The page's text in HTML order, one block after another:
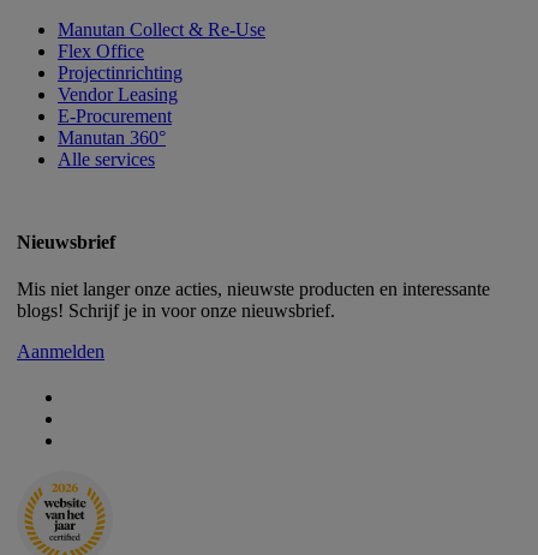
Manutan Collect & Re-Use
Flex Office
Projectinrichting
Vendor Leasing
E-Procurement
Manutan 360°
Alle services
Nieuwsbrief
Mis niet langer onze acties, nieuwste producten en interessante
blogs! Schrijf je in voor onze nieuwsbrief.
Aanmelden